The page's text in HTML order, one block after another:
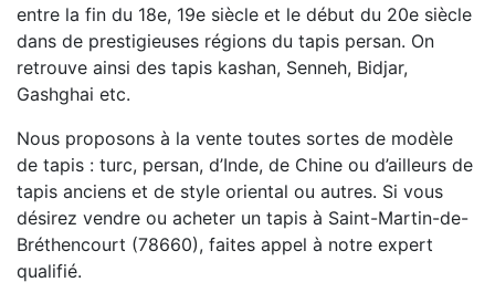
entre la fin du 18e, 19e siècle et le début du 20e siècle
dans de prestigieuses régions du tapis persan. On
retrouve ainsi des tapis kashan, Senneh, Bidjar,
Gashghai etc.
Nous proposons à la vente toutes sortes de modèle
de tapis : turc, persan, d’Inde, de Chine ou d’ailleurs de
tapis anciens et de style oriental ou autres. Si vous
désirez vendre ou acheter un tapis à Saint-Martin-de-
Bréthencourt (78660), faites appel à notre expert
qualifié.